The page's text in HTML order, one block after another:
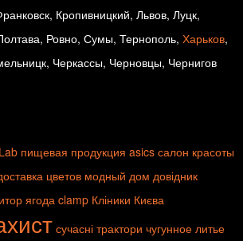
Кропивницкий, Львов, Луцк,
Ровно, Сумы, Тернополь, Харьков,
Черкассы, Черновцы, Чернигов
пищевая продукция asics салон красоты
цветов модный дом довідник
ягода clamp Кліники Києва
сучасні трактори чугунное литье